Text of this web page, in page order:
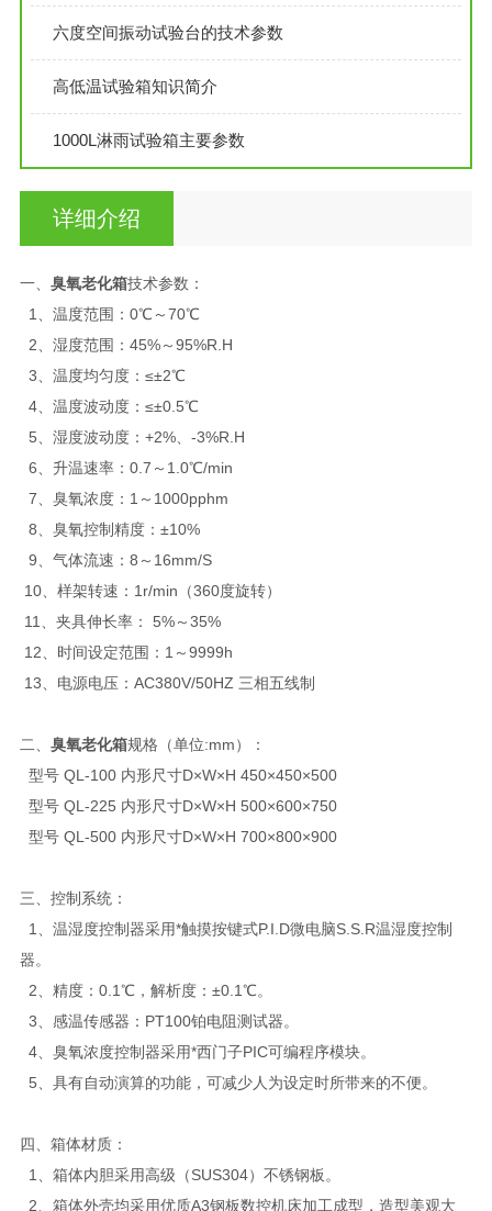
六度空间振动试验台的技术参数
高低温试验箱知识简介
1000L淋雨试验箱主要参数
详细介绍
一、 臭氧老化箱技术参数：
1、温度范围：0℃～70℃
2、湿度范围：45%～95%R.H
3、温度均匀度：≤±2℃
4、温度波动度：≤±0.5℃
5、湿度波动度：+2%、-3%R.H
6、升温速率：0.7～1.0℃/min
7、臭氧浓度：1～1000pphm
8、臭氧控制精度：±10%
9、气体流速：8～16mm/S
10、样架转速：1r/min（360度旋转）
11、夹具伸长率： 5%～35%
12、时间设定范围：1～9999h
13、电源电压：AC380V/50HZ 三相五线制
二、 臭氧老化箱规格（单位:mm）：
型号 QL-100 内形尺寸D×W×H 450×450×500
型号 QL-225 内形尺寸D×W×H 500×600×750
型号 QL-500 内形尺寸D×W×H 700×800×900
三、控制系统：
1、温湿度控制器采用*触摸按键式P.I.D微电脑S.S.R温湿度控制
器。
2、精度：0.1℃，解析度：±0.1℃。
3、感温传感器：PT100铂电阻测试器。
4、臭氧浓度控制器采用*西门子PIC可编程序模块。
5、具有自动演算的功能，可减少人为设定时所带来的不便。
四、箱体材质：
1、箱体内胆采用高级（SUS304）不锈钢板。
2、箱体外壳均采用优质A3钢板数控机床加工成型，造型美观大